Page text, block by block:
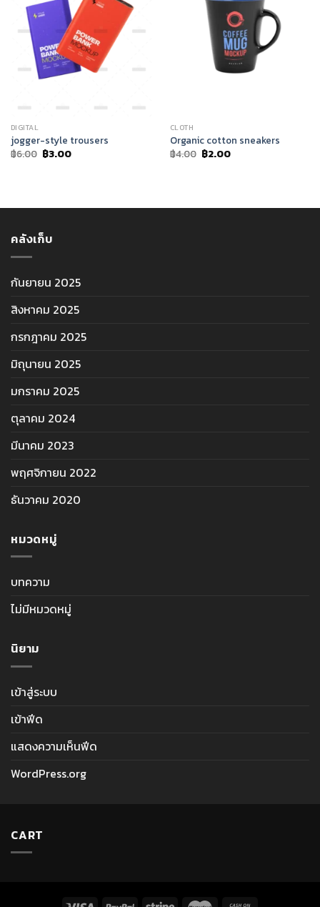
DIGITAL
jogger-style trousers
฿6.00 Original
price
฿3.00Current
CLOTH
Organic cotton sneakers
฿4.00 Original
price
฿2.00Current
คลังเก็บ
กันยายน 2025
สิงหาคม 2025
กรกฎาคม 2025
มิถุนายน 2025
มกราคม 2025
ตุลาคม 2024
มีนาคม 2023
พฤศจิกายน 2022
ธันวาคม 2020
หมวดหมู่
บทความ
ไม่มีหมวดหมู่
นิยาม
เข้าสู่ระบบ
เข้าฟีด
แสดงความเห็นฟีด
WordPress.org
CART